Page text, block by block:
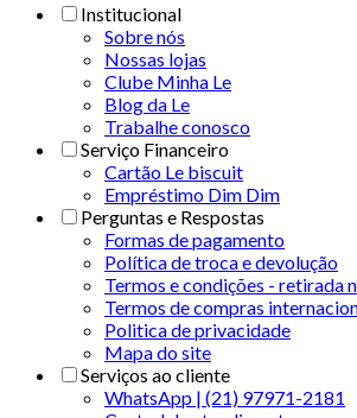
Institucional
Sobre nós
Nossas lojas
Clube Minha Le
Blog da Le
Trabalhe conosco
Serviço Financeiro
Cartão Le biscuit
Empréstimo Dim Dim
Perguntas e Respostas
Formas de pagamento
Política de troca e devolução
Termos e condições - retirada
Termos de compras
Politica de privacidade
Mapa do site
Serviços ao cliente
WhatsApp | (21) 97971-2181